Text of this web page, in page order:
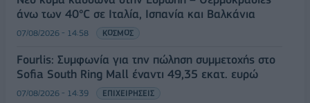
άνω των 40°C σε Ιταλία, Ισπανία και Βαλκάνια
07/08/2026 - 14:58 ΚΟΣΜΟΣ
Fourlis: Συμφωνία για την πώληση συμμετοχής στο
Sofia South Ring Mall έναντι 49,35 εκατ. ευρώ
07/08/2026 - 14:39 ΕΠΙΧΕΙΡΗΣΕΙΣ